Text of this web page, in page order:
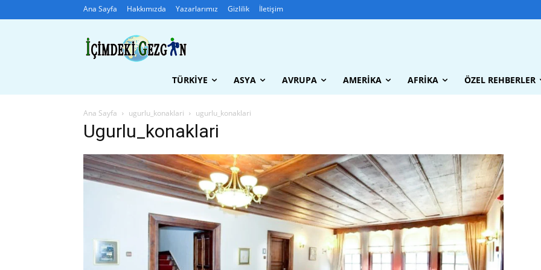
Ana Sayfa Hakkımızda Yazarlarımız Gizlilik İletişim
TÜRKIYE ASYA AVRUPA AMERIKA AFRIKA ÖZEL REHBERLER
Ana Sayfa ugurlu_konaklari ugurlu_konaklari
Ugurlu_konaklari